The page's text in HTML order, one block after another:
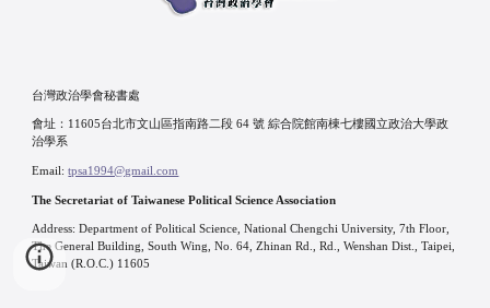
台灣政治學會秘書處
會址：11605台北市文山區指南路二段 64 號 綜合院館南棟七樓國立政治大學政
治學系
Email:tpsa1994@gmail.com
The Secretariat of Taiwanese Political Science Association
Address: Department of Political Science, National Chengchi University, 7th Floor,
The General Building, South Wing, No. 64, Zhinan Rd., Rd., Wenshan Dist., Taipei,
Taiwan (R.O.C.) 11605